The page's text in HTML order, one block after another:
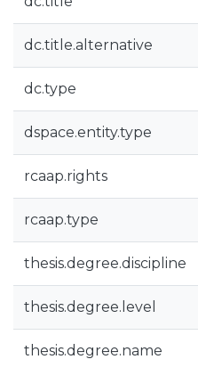
dc.title.alternative
dc.type
dspace.entity.type
rcaap.rights
rcaap.type
thesis.degree.discipline
thesis.degree.level
thesis.degree.name